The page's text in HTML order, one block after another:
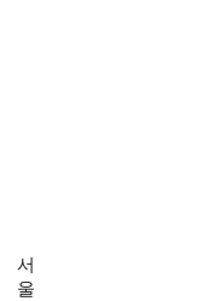
서
울